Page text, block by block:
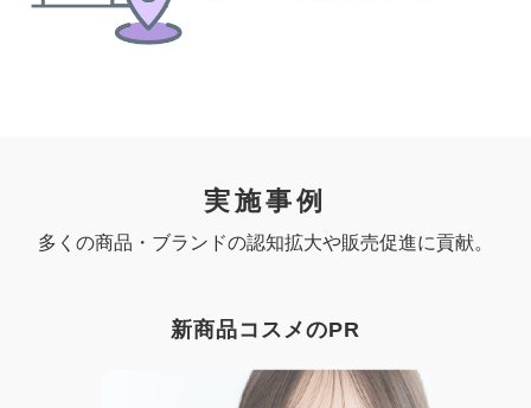
実施事例
多くの商品・ブランドの認知拡大や販売促進に貢献。
新商品コスメのPR